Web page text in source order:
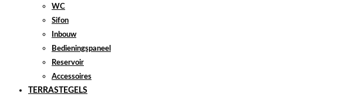
WC
Sifon
Inbouw
Bedieningspaneel
Reservoir
Accessoires
TERRASTEGELS